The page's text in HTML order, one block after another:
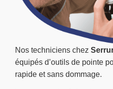
Nos techniciens chez
équipés d’outils de pointe
rapide et sans dommage.